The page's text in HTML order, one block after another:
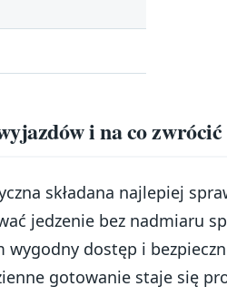
i na co zwrócić
składana najlepiej
jedzenie bez nadmiaru
dostęp i
gotowanie staje się